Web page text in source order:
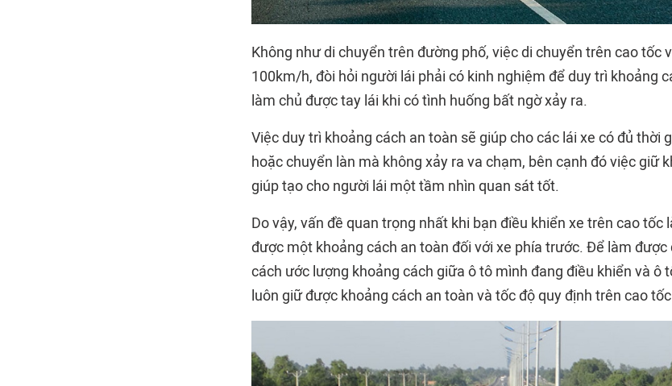
Không như di chuyển trên đường phố, việc di chuyển trên cao tốc
100km/h, đòi hỏi người lái phải có kinh nghiệm để duy trì khoảng
làm chủ được tay lái khi có tình huống bất ngờ xảy ra.
Việc duy trì khoảng cách an toàn sẽ giúp cho các lái xe có đủ thời
hoặc chuyển làn mà không xảy ra va chạm, bên cạnh đó việc giữ
giúp tạo cho người lái một tầm nhìn quan sát tốt.
Do vậy, vấn đề quan trọng nhất khi bạn điều khiển xe trên cao tốc
được một khoảng cách an toàn đối với xe phía trước. Để làm được
cách ước lượng khoảng cách giữa ô tô mình đang điều khiển và ô
luôn giữ được khoảng cách an toàn và tốc độ quy định trên cao